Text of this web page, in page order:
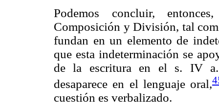
Podemos concluir,
Composición y División, tal
fundan en un elemento de
que esta indeterminación se
de la escritura en el s. IV a.
desaparece en el lenguaje oral,
cuestión es verbalizado.